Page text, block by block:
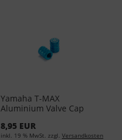
Yamaha T-MAX
Aluminium Valve Cap
8,95 EUR
inkl. 19 % MwSt. zzgl. Versandkosten